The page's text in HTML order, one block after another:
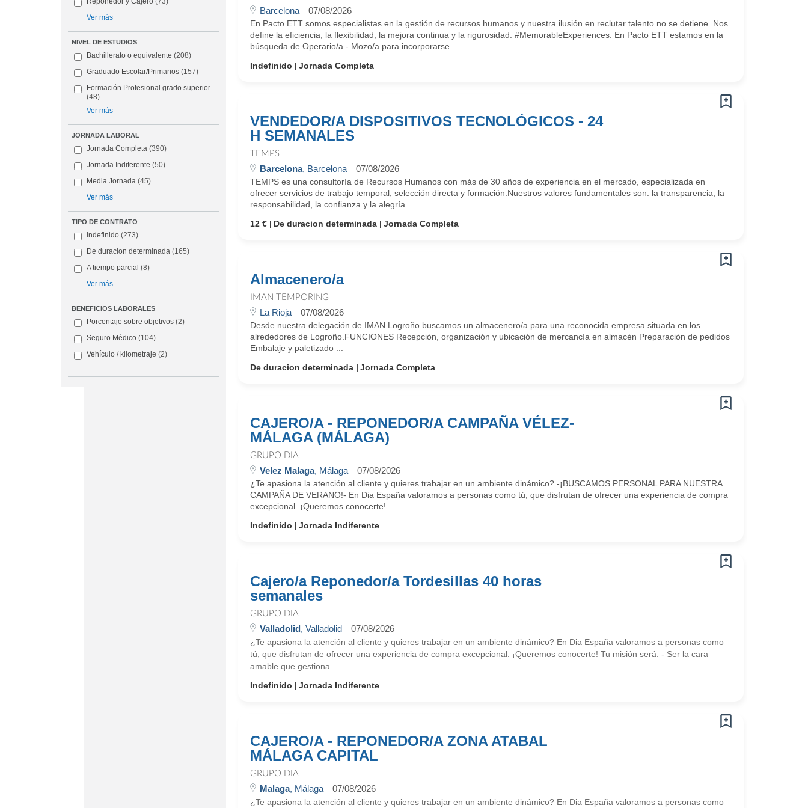
Ver más
NIVEL DE ESTUDIOS
Bachillerato o equivalente (208)
Graduado Escolar/Primarios (157)
Formación Profesional grado superior
(48)
Ver más
JORNADA LABORAL
Jornada Completa (390)
Jornada Indiferente (50)
Media Jornada (45)
Ver más
TIPO DE CONTRATO
Indefinido (273)
De duracion determinada (165)
A tiempo parcial (8)
Ver más
BENEFICIOS LABORALES
Porcentaje sobre objetivos (2)
Seguro Médico (104)
Vehículo / kilometraje (2)
Barcelona 07/08/2026
En Pacto ETT somos especialistas en la gestión de recursos humanos y nuestra ilusión en reclutar talento no se detiene. Nos
define la eficiencia, la flexibilidad, la mejora continua y la rigurosidad. #MemorableExperiences. En Pacto ETT estamos en la
búsqueda de Operario/a - Mozo/a para incorporarse ...
Indefinido
Jornada Completa
VENDEDOR/A DISPOSITIVOS TECNOLÓGICOS - 24
H SEMANALES
TEMPS
Barcelona, Barcelona 07/08/2026
TEMPS es una consultoría de Recursos Humanos con más de 30 años de experiencia en el mercado, especializada en
ofrecer servicios de trabajo temporal, selección directa y formación.Nuestros valores fundamentales son: la transparencia, la
responsabilidad, la confianza y la alegría. ...
12 €
De duracion determinada Jornada Completa
Almacenero/a
IMAN TEMPORING
La Rioja 07/08/2026
Desde nuestra delegación de IMAN Logroño buscamos un almacenero/a para una reconocida empresa situada en los
alrededores de Logroño.FUNCIONES Recepción, organización y ubicación de mercancía en almacén Preparación de pedidos
Embalaje y paletizado ...
De duracion determinada
Jornada Completa
CAJERO/A - REPONEDOR/A CAMPAÑA VÉLEZ-
MÁLAGA (MÁLAGA)
GRUPO DIA
Velez Malaga, Málaga 07/08/2026
¿Te apasiona la atención al cliente y quieres trabajar en un ambiente dinámico? -¡BUSCAMOS PERSONAL PARA NUESTRA
CAMPAÑA DE VERANO!- En Dia España valoramos a personas como tú, que disfrutan de ofrecer una experiencia de compra
excepcional. ¡Queremos conocerte! ...
Indefinido
Jornada Indiferente
Cajero/a Reponedor/a Tordesillas 40 horas
semanales
GRUPO DIA
Valladolid, Valladolid 07/08/2026
¿Te apasiona la atención al cliente y quieres trabajar en un ambiente dinámico? En Dia España valoramos a personas como
tú, que disfrutan de ofrecer una experiencia de compra excepcional. ¡Queremos conocerte! Tu misión será: - Ser la cara
amable que gestiona
Indefinido
Jornada Indiferente
CAJERO/A - REPONEDOR/A ZONA ATABAL
MÁLAGA CAPITAL
GRUPO DIA
Malaga, Málaga 07/08/2026
¿Te apasiona la atención al cliente y quieres trabajar en un ambiente dinámico? En Dia España valoramos a personas como